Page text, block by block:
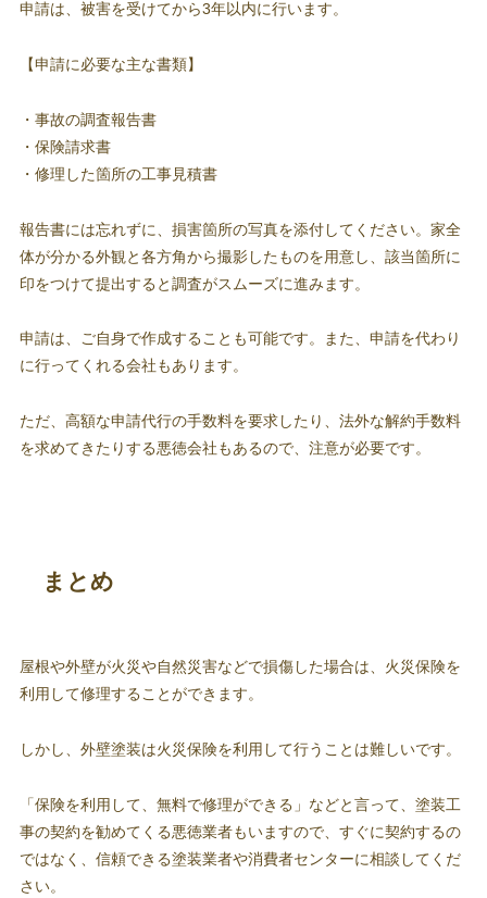
申請は、被害を受けてから3年以内に行います。
【申請に必要な主な書類】
・事故の調査報告書
・保険請求書
・修理した箇所の工事見積書
報告書には忘れずに、損害箇所の写真を添付してください。家全
体が分かる外観と各方角から撮影したものを用意し、該当箇所に
印をつけて提出すると調査がスムーズに進みます。
申請は、ご自身で作成することも可能です。また、申請を代わり
に行ってくれる会社もあります。
ただ、高額な申請代行の手数料を要求したり、法外な解約手数料
を求めてきたりする悪徳会社もあるので、注意が必要です。
まとめ
屋根や外壁が火災や自然災害などで損傷した場合は、火災保険を
利用して修理することができます。
しかし、外壁塗装は火災保険を利用して行うことは難しいです。
「保険を利用して、無料で修理ができる」などと言って、塗装工
事の契約を勧めてくる悪徳業者もいますので、すぐに契約するの
ではなく、信頼できる塗装業者や消費者センターに相談してくだ
さい。